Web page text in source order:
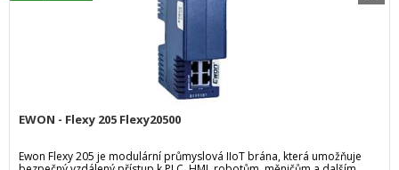
EWON - Flexy 205 Flexy20500
Ewon Flexy 205 je modulární průmyslová IIoT brána, která umožňuje